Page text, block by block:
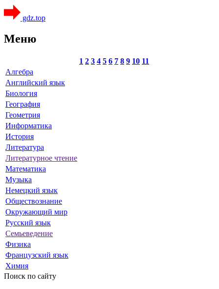
gdz.top
Меню
1 2 3 4 5 6 7 8 9 10 11
Алгебра
Английский язык
Биология
География
Геометрия
Информатика
История
Литература
Литературное чтение
Математика
Музыка
Немецкий язык
Обществознание
Окружающий мир
Русский язык
Семьеведение
Физика
Французский язык
Химия
Поиск по сайту